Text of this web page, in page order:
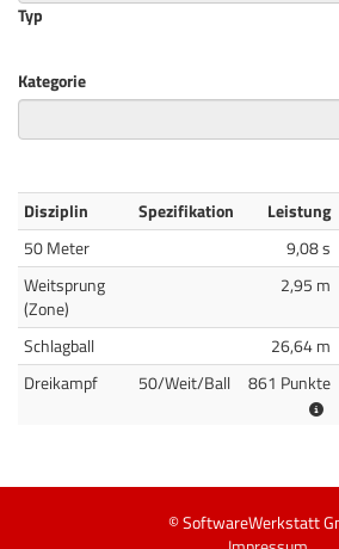
Typ
Kategorie
Disziplin Spezifikation Leistung
50 Meter
9,08 s
Weitsprung
(Zone)
2,95 m
Schlagball 26,64 m
Dreikampf
50/Weit/Ball 861 Punkte
© SoftwareWerkstatt